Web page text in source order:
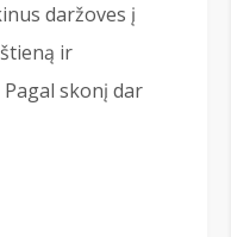
daržoves į
ir
skonį dar